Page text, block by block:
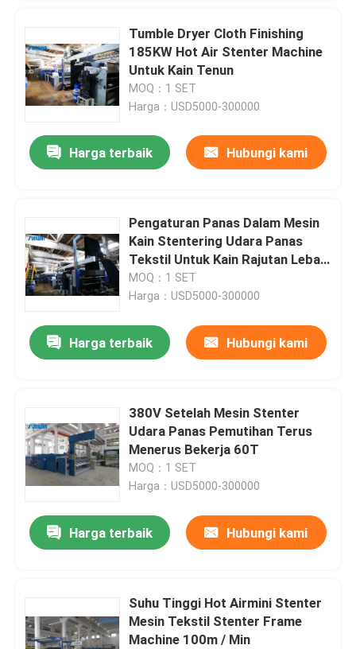
Tumble Dryer Cloth Finishing
185KW Hot Air Stenter Machine
Untuk Kain Tenun
MOQ：1 SET
Harga：USD5000-300000
Harga terbaik Hubungi kami
Pengaturan Panas Dalam Mesin
Kain Stentering Udara Panas
Tekstil Untuk Kain Rajutan Lebar
Terbuka
MOQ：1 SET
Harga：USD5000-300000
Harga terbaik Hubungi kami
380V Setelah Mesin Stenter
Udara Panas Pemutihan Terus
Menerus Bekerja 60T
MOQ：1 SET
Harga：USD5000-300000
Harga terbaik Hubungi kami
Suhu Tinggi Hot Airmini Stenter
Mesin Tekstil Stenter Frame
Machine 100m / Min